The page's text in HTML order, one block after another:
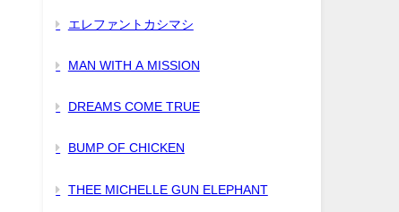
エレファントカシマシ
MAN WITH A MISSION
DREAMS COME TRUE
BUMP OF CHICKEN
THEE MICHELLE GUN ELEPHANT